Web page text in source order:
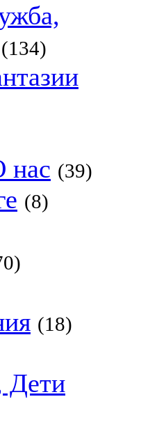
(134)
нас (39)
(8)
(18)
Дети